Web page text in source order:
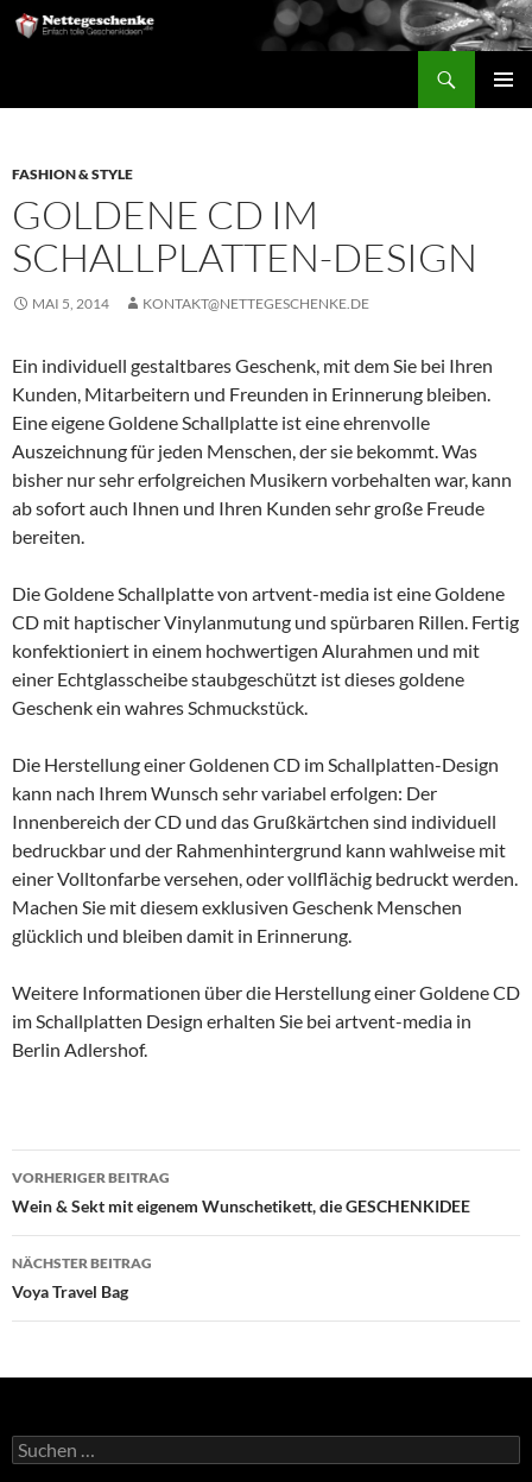
FASHION & STYLE
GOLDENE CD IM
SCHALLPLATTEN-DESIGN
MAI 5, 2014 KONTAKT@NETTEGESCHENKE.DE
Ein individuell gestaltbares Geschenk, mit dem Sie bei Ihren
Kunden, Mitarbeitern und Freunden in Erinnerung bleiben.
Eine eigene Goldene Schallplatte ist eine ehrenvolle
Auszeichnung für jeden Menschen, der sie bekommt. Was
bisher nur sehr erfolgreichen Musikern vorbehalten war, kann
ab sofort auch Ihnen und Ihren Kunden sehr große Freude
bereiten.
Die Goldene Schallplatte von artvent-media ist eine Goldene
CD mit haptischer Vinylanmutung und spürbaren Rillen. Fertig
konfektioniert in einem hochwertigen Alurahmen und mit
einer Echtglasscheibe staubgeschützt ist dieses goldene
Geschenk ein wahres Schmuckstück.
Die Herstellung einer Goldenen CD im Schallplatten-Design
kann nach Ihrem Wunsch sehr variabel erfolgen: Der
Innenbereich der CD und das Grußkärtchen sind individuell
bedruckbar und der Rahmenhintergrund kann wahlweise mit
einer Volltonfarbe versehen, oder vollflächig bedruckt werden.
Machen Sie mit diesem exklusiven Geschenk Menschen
glücklich und bleiben damit in Erinnerung.
Weitere Informationen über die Herstellung einer Goldene CD
im Schallplatten Design erhalten Sie bei artvent-media in
Berlin Adlershof.
Beitragsnavigation
VORHERIGER BEITRAG
Wein & Sekt mit eigenem Wunschetikett, die GESCHENKIDEE
NÄCHSTER BEITRAG
Voya Travel Bag
Suche
nach: